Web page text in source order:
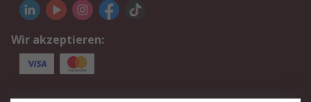
Wir akzeptieren: